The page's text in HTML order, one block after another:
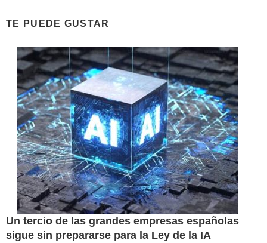
TE PUEDE GUSTAR
Un tercio de las grandes empresas españolas
sigue sin prepararse para la Ley de la IA